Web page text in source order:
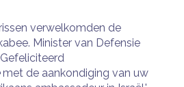
verwelkomden de
Minister van Defensie
met de aankondiging van uw